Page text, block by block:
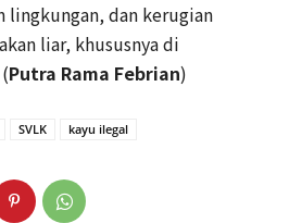
lingkungan, dan kerugian
liar, khususnya di
(Putra Rama Febrian)
SVLK kayu ilegal